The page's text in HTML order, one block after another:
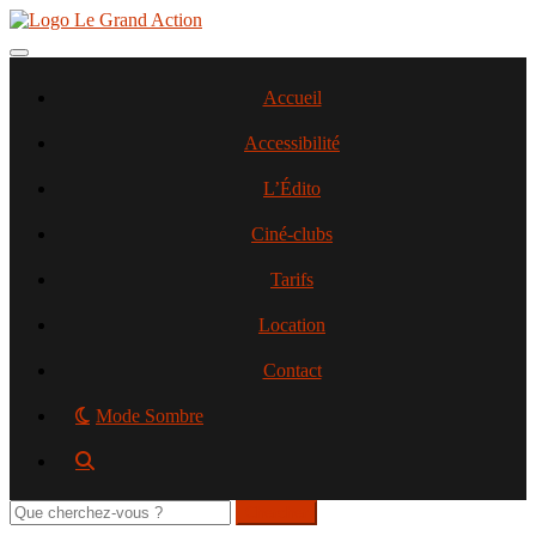
Aller
contenu
Toggle navigation
Accueil
Accessibilité
L’Édito
Ciné-clubs
Tarifs
Location
Contact
Mode Sombre
Rechercher
sur